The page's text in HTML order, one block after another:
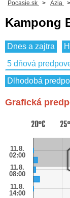
Pocasie.sk > Ázia
Kampong
Dnes a zajtra
5 dňová
Dlhodobá
Grafická
11.8.
02:00
11.8.
08:00
11.8.
14:00
20°C